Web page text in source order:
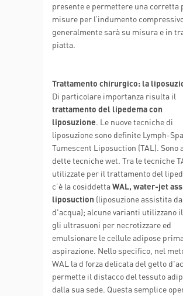
presente e permettere una corretta
misure per l’indumento
generalmente sarà su misura e in
piatta.
Trattamento chirurgico: la
Di particolare importanza risulta il
trattamento del lipedema con
liposuzione. Le nuove tecniche di
liposuzione sono definite Lymph-
Tumescent Liposuction (TAL). Sono
dette tecniche wet. Tra le tecniche
utilizzate per il trattamento del
c’è la cosiddettaWAL, water-jet
liposuction (liposuzione assistita
d'acqua); alcune varianti utilizzano
gli ultrasuoni per necrotizzare ed
emulsionare le cellule adipose
aspirazione. Nello specifico, nel
WAL la d forza delicata del getto
permette il distacco del tessuto
dalla sua sede. Questa semplice